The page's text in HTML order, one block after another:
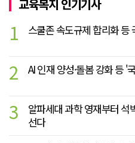
교육복지 인기기사
1 스쿨존 속도규제 합리화 등
2 AI 인재 양성·돌봄 강화 등 '
3
알파세대 과학 영재부터 석
선다